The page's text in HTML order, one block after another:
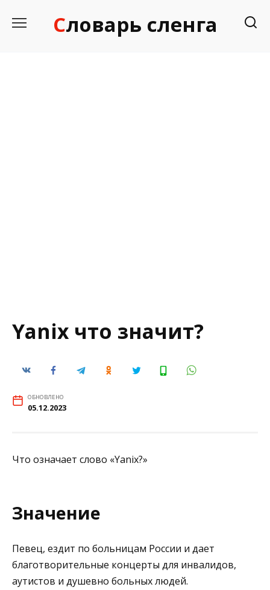
Словарь сленга
Yanix что значит?
ОБНОВЛЕНО
05.12.2023
Что означает слово «Yanix?»
Значение
Певец, ездит по больницам России и дает
благотворительные концерты для инвалидов,
аутистов и душевно больных людей.